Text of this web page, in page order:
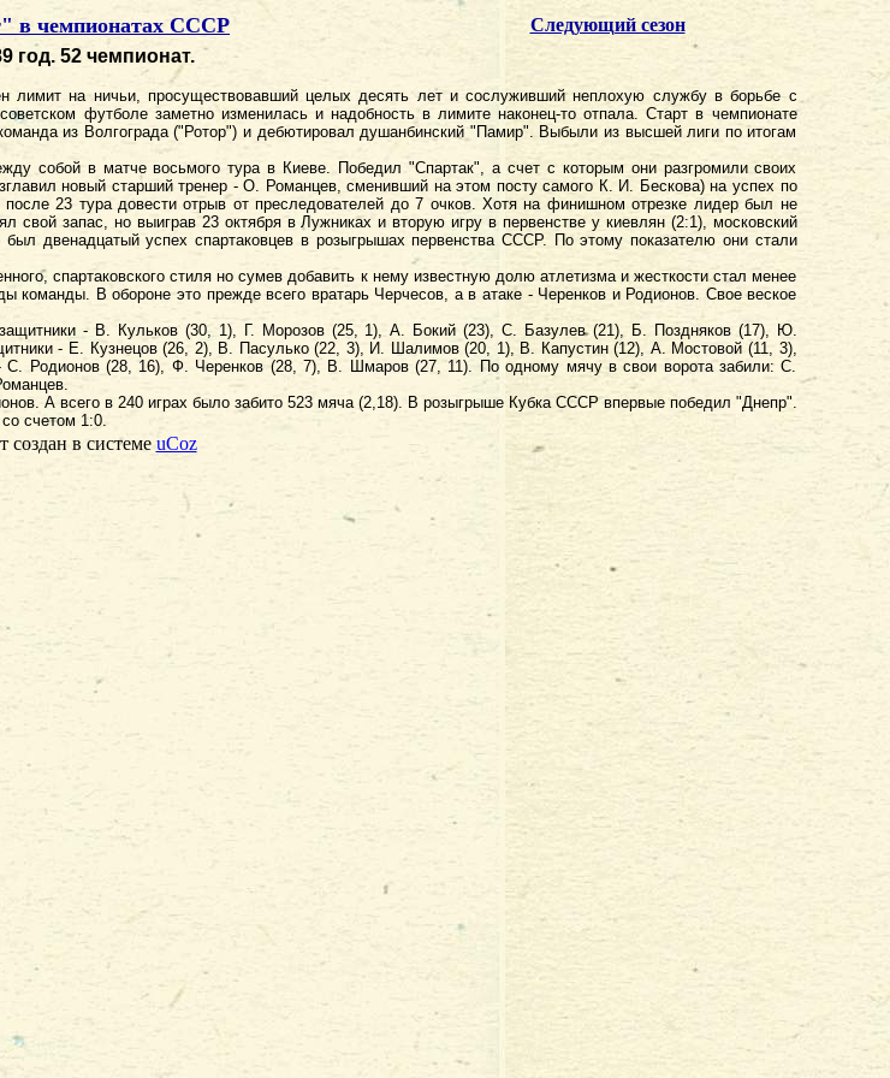
в чемпионатах СССР
Следующий сезон
год. 52 чемпионат.
лимит на ничьи, просуществовавший целых десять лет и сослуживший неплохую службу в борьбе с
футболе заметно изменилась и надобность в лимите наконец-то отпала. Старт в чемпионате
из Волгограда ("Ротор") и дебютировал душанбинский "Памир". Выбыли из высшей лиги по итогам
собой в матче восьмого тура в Киеве. Победил "Спартак", а счет с которым они разгромили своих
новый старший тренер - О. Романцев, сменивший на этом посту самого К. И. Бескова) на успех по
23 тура довести отрыв от преследователей до 7 очков. Хотя на финишном отрезке лидер был не
свой запас, но выиграв 23 октября в Лужниках и вторую игру в первенстве у киевлян (2:1), московский
двенадцатый успех спартаковцев в розыгрышах первенства СССР. По этому показателю они стали
спартаковского стиля но сумев добавить к нему известную долю атлетизма и жесткости стал менее
команды. В обороне это прежде всего вратарь Черчесов, а в атаке - Черенков и Родионов. Свое веское
- В. Кульков (30, 1), Г. Морозов (25, 1), А. Бокий (23), С. Базулев (21), Б. Поздняков (17), Ю.
- Е. Кузнецов (26, 2), В. Пасулько (22, 3), И. Шалимов (20, 1), В. Капустин (12), А. Мостовой (11, 3),
Родионов (28, 16), Ф. Черенков (28, 7), В. Шмаров (27, 11). По одному мячу в свои ворота забили: С.
А всего в 240 играх было забито 523 мяча (2,18). В розыгрыше Кубка СССР впервые победил "Днепр".
счетом 1:0.
создан в системе uCoz